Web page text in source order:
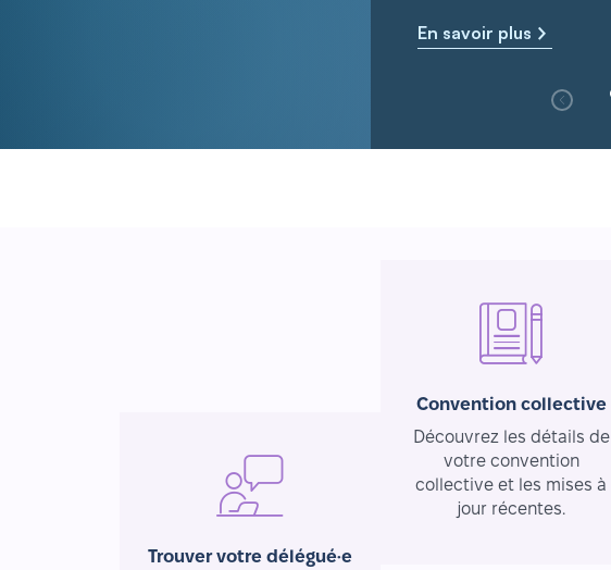
En savoir plus
Trouver votre délégué·e
Convention collective
Découvrez les détails de
votre convention
collective et les mises à
jour récentes.